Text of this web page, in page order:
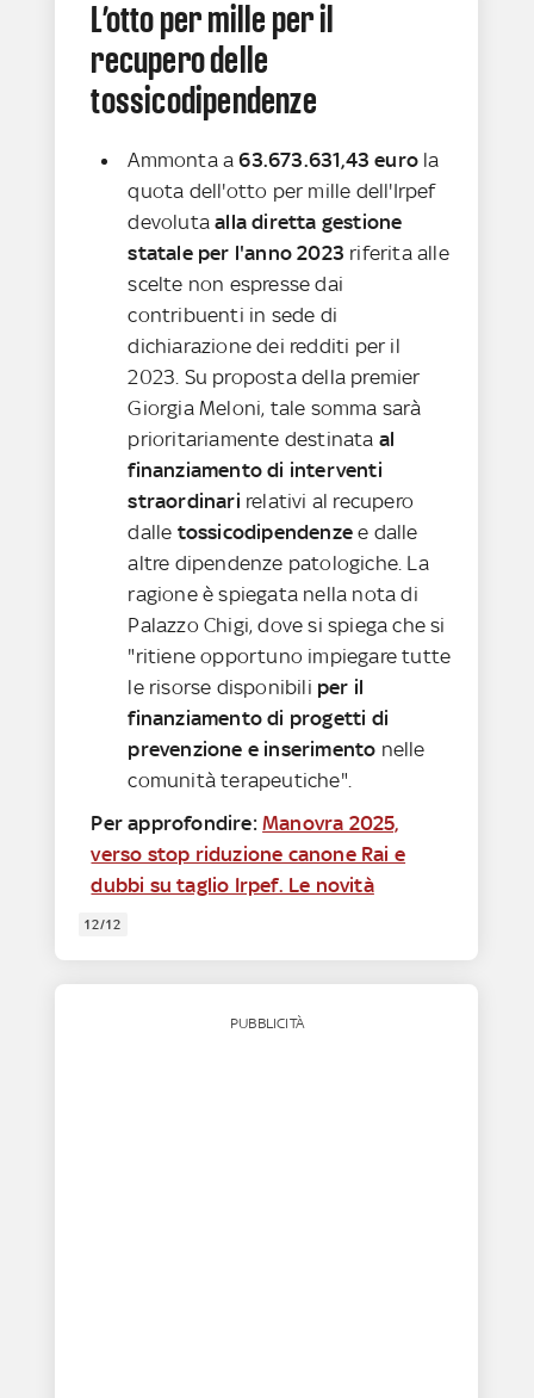
L’otto per mille per il
recupero delle
tossicodipendenze
Ammonta a63.673.631,43 euro la
quota dell'otto per mille dell'Irpef
devoluta alla diretta gestione
statale per l'anno 2023 riferita alle
scelte non espresse dai
contribuenti in sede di
dichiarazione dei redditi per il
2023. Su proposta della premier
Giorgia Meloni, tale somma sarà
prioritariamente destinata al
finanziamento di interventi
straordinari relativi al recupero
dalle tossicodipendenzee dalle
altre dipendenze patologiche. La
ragione è spiegata nella nota di
Palazzo Chigi, dove si spiega che si
"ritiene opportuno impiegare tutte
le risorse disponibili per il
finanziamento di progetti di
prevenzione e inserimento nelle
comunità terapeutiche".
Per approfondire:Manovra 2025,
verso stop riduzione canone Rai e
dubbi su taglio Irpef. Le novità
12/12
PUBBLICITÀ